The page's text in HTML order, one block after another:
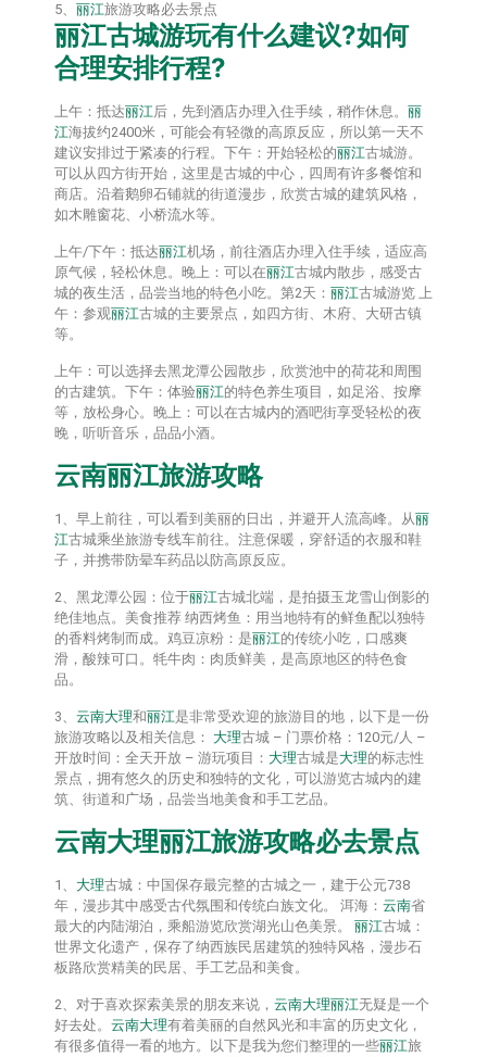
5、 丽江旅游攻略必去景点
丽江古城游玩有什么建议?如何
合理安排行程?
上午：抵达丽江后，先到酒店办理入住手续，稍作休息。 丽
江海拔约2400米，可能会有轻微的高原反应，所以第一天不
建议安排过于紧凑的行程。下午：开始轻松的丽江古城游。
可以从四方街开始，这里是古城的中心，四周有许多餐馆和
商店。沿着鹅卵石铺就的街道漫步，欣赏古城的建筑风格，
如木雕窗花、小桥流水等。
上午/下午：抵达丽江机场，前往酒店办理入住手续，适应高
原气候，轻松休息。晚上：可以在丽江古城内散步，感受古
城的夜生活，品尝当地的特色小吃。第2天： 丽江古城游览 上
午：参观丽江古城的主要景点，如四方街、木府、大研古镇
等。
上午：可以选择去黑龙潭公园散步，欣赏池中的荷花和周围
的古建筑。下午：体验丽江的特色养生项目，如足浴、按摩
等，放松身心。晚上：可以在古城内的酒吧街享受轻松的夜
晚，听听音乐，品品小酒。
云南丽江旅游攻略
1、早上前往，可以看到美丽的日出，并避开人流高峰。从丽
江古城乘坐旅游专线车前往。注意保暖，穿舒适的衣服和鞋
子，并携带防晕车药品以防高原反应。
2、黑龙潭公园：位于丽江古城北端，是拍摄玉龙雪山倒影的
绝佳地点。美食推荐 纳西烤鱼：用当地特有的鲜鱼配以独特
的香料烤制而成。鸡豆凉粉：是丽江的传统小吃，口感爽
滑，酸辣可口。牦牛肉：肉质鲜美，是高原地区的特色食
品。
3、 云南大理和丽江是非常受欢迎的旅游目的地，以下是一份
旅游攻略以及相关信息： 大理古城 – 门票价格：120元/人 –
开放时间：全天开放 – 游玩项目： 大理古城是大理的标志性
景点，拥有悠久的历史和独特的文化，可以游览古城内的建
筑、街道和广场，品尝当地美食和手工艺品。
云南大理丽江旅游攻略必去景点
1、 大理古城：中国保存最完整的古城之一，建于公元738
年，漫步其中感受古代氛围和传统白族文化。 洱海： 云南省
最大的内陆湖泊，乘船游览欣赏湖光山色美景。 丽江古城：
世界文化遗产，保存了纳西族民居建筑的独特风格，漫步石
板路欣赏精美的民居、手工艺品和美食。
2、对于喜欢探索美景的朋友来说， 云南大理丽江无疑是一个
好去处。 云南大理有着美丽的自然风光和丰富的历史文化，
有很多值得一看的地方。以下是我为您们整理的一些丽江旅